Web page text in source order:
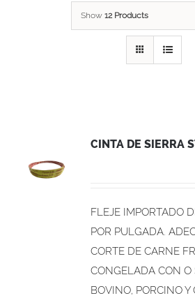
Show 12 Products
CINTA DE SIERRA
FLEJE IMPORTADO
POR PULGADA.
CORTE DE CARNE
CONGELADA CON O
BOVINO, PORCINO Y